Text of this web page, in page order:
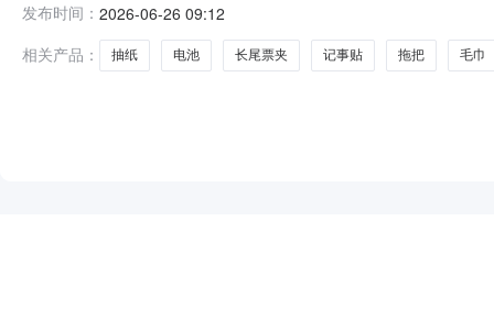
编码:320509项目所在行政区划名称:江苏省苏州市吴江
发布时间： 2026-06-26 09:12
相关产品：
抽纸 电池 长尾票夹 记事贴 拖把 毛巾